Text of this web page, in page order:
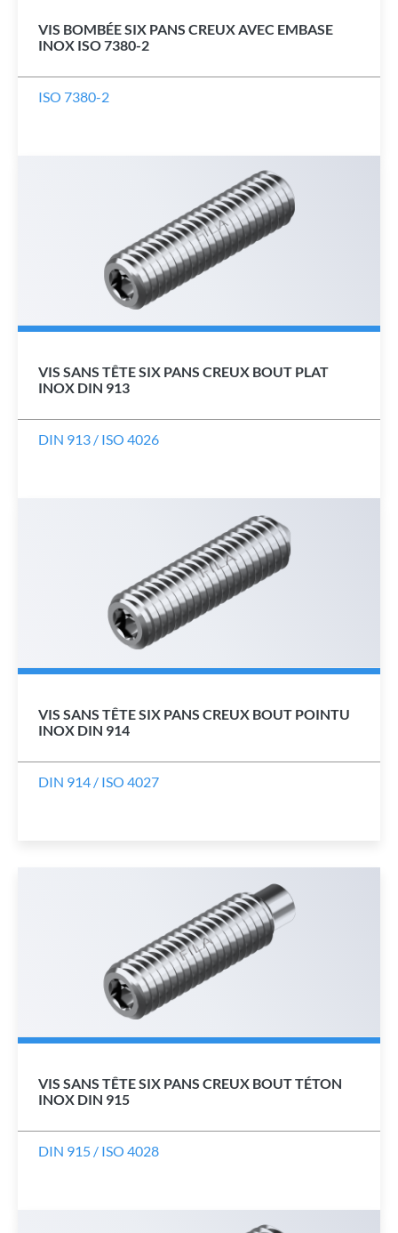
VIS BOMBÉE SIX PANS CREUX AVEC EMBASE
INOX ISO 7380-2
ISO 7380-2
VIS SANS TÊTE SIX PANS CREUX BOUT PLAT
INOX DIN 913
DIN 913 / ISO 4026
VIS SANS TÊTE SIX PANS CREUX BOUT POINTU
INOX DIN 914
DIN 914 / ISO 4027
VIS SANS TÊTE SIX PANS CREUX BOUT TÉTON
INOX DIN 915
DIN 915 / ISO 4028